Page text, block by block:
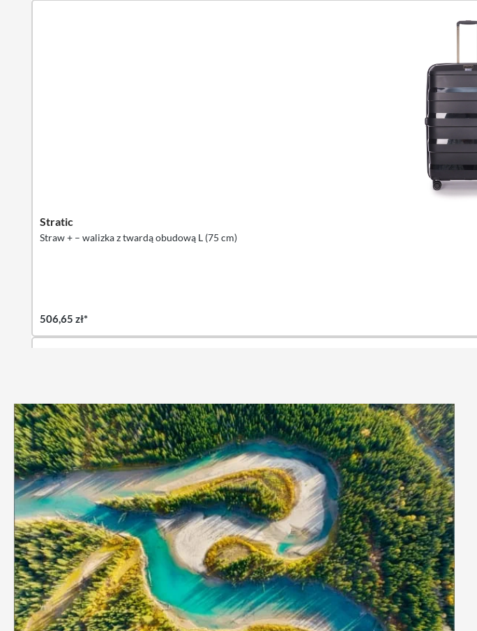
Stratic
Straw + – walizka z twardą obudową L (75 cm)
506,65 zł*
Stratic
Straw + America Unlimited Canada Edition - Walizka twarda M (65 cm) - Czarny